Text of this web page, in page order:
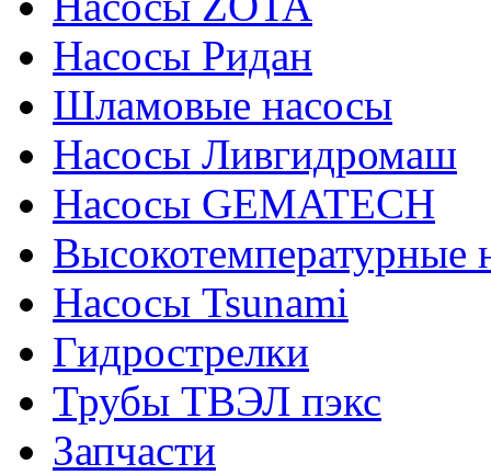
Насосы Ридан
Шламовые насосы
Насосы Ливгидромаш
Насосы GEMATECH
Высокотемпературные
Насосы Tsunami
Гидрострелки
Трубы ТВЭЛ пэкс
Запчасти